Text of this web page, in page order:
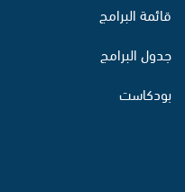
قائمة البرامج
جدول البرامج
بودكاست